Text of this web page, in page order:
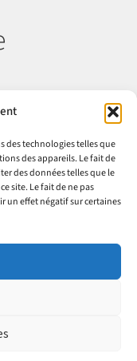
des technologies telles que
des appareils. Le fait de
des données telles que le
site. Le fait de ne pas
un effet négatif sur certaines